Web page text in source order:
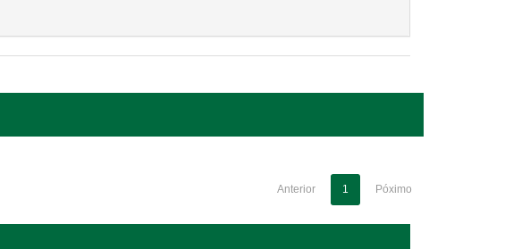
Anterior 1 Póximo